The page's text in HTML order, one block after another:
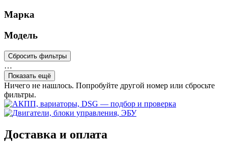
Марка
Модель
Сбросить фильтры
…
Показать ещё
Ничего не нашлось. Попробуйте другой номер или сбросьте
фильтры.
Доставка и оплата